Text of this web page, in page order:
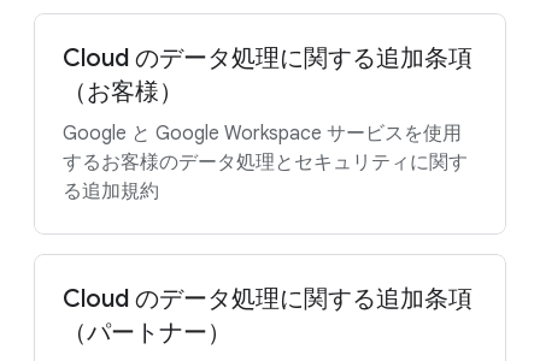
Cloud のデータ処理に関する追加条項
（お客様）
Google と Google Workspace サービスを使用
するお客様のデータ処理とセキュリティに関す
る追加規約
Cloud のデータ処理に関する追加条項
（パートナー）